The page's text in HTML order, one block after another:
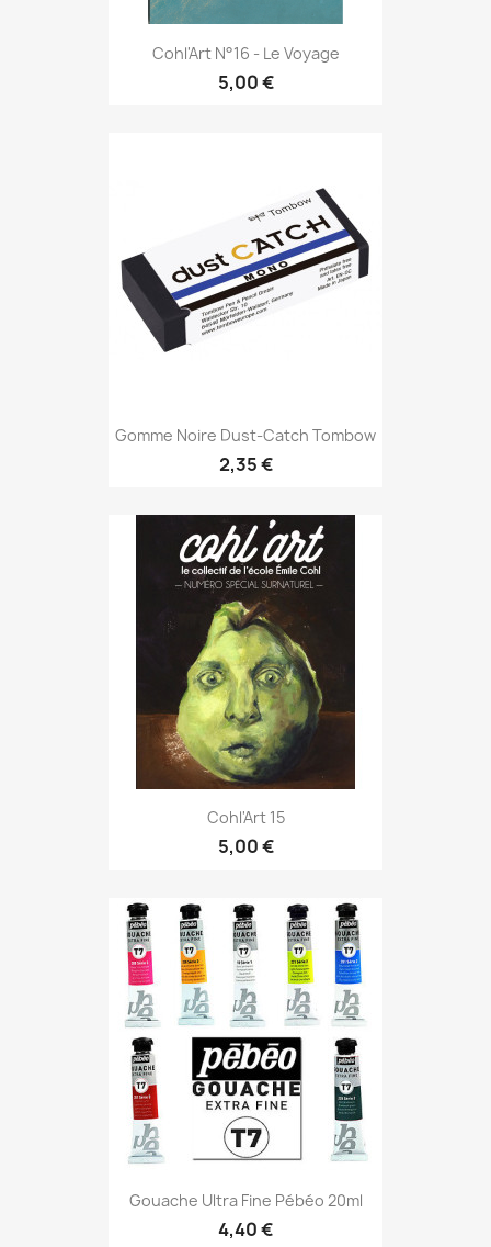
Cohl'Art N°16 - Le Voyage
5,00 €
Gomme Noire Dust-Catch Tombow
2,35 €
Cohl'Art 15
5,00 €
Gouache Ultra Fine Pébéo 20ml
4,40 €